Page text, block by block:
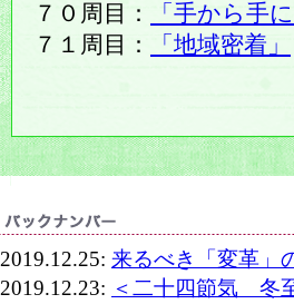
７０周目：
「手から手
７１周目：
「地域密着」
2019.12.25: 来るべき「変革」
2019.12.23: ＜二十四節気 冬